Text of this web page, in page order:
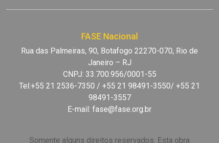
FASE Nacional
Rua das Palmeiras, 90, Botafogo 22270-070, Rio de
Janeiro – RJ
CNPJ: 33.700.956/0001-55
Tel:+55 21 2536-7350 / +55 21 98491-3550/ +55 21
98491-3557
E-mail: fase@fase.org.br
Somente alguns direitos reservados. Esta obra